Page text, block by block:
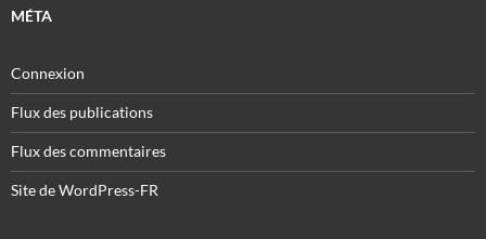
MÉTA
Connexion
Flux des publications
Flux des commentaires
Site de WordPress-FR